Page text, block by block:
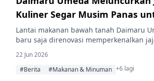
Kuliner Segar Musim Panas
Lantai makanan bawah tanah Daimaru
baru saja direnovasi memperkenalkan
yogurt teh dan gelato hingga sushi yuzu,
Belgia, dan roti kari pedas — semuanya
22 Jun 2026
#Berita
#Makanan & Minuman +6 lagi